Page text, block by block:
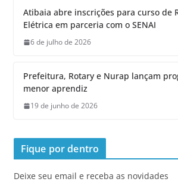
Atibaia abre inscrições para curso de
Elétrica em parceria com o SENAI
6 de julho de 2026
Prefeitura, Rotary e Nurap lançam
menor aprendiz
19 de junho de 2026
Fique por dentro
Deixe seu email e receba as novidades